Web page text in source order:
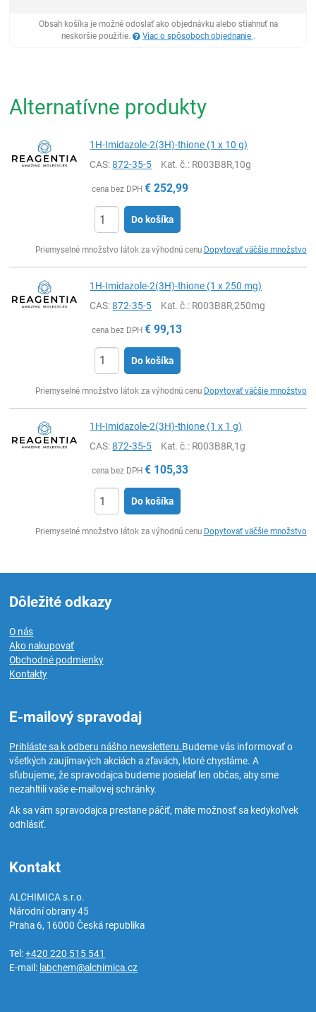
Obsah košíka je možné odoslať ako objednávku alebo stiahnuť na
neskoršie použitie.
Viac o spôsoboch objednanie .
Alternatívne produkty
1H-Imidazole-2(3H)-thione (1 x 10 g)
CAS:872-35-5 Kat. č.: R003B8R,10g
cena bez DPH € 252,99
Do košíka
Priemyselné množstvo látok za výhodnú cenu Dopytovať väčšie množstvo
1H-Imidazole-2(3H)-thione (1 x 250 mg)
CAS:872-35-5 Kat. č.: R003B8R,250mg
cena bez DPH € 99,13
Do košíka
Priemyselné množstvo látok za výhodnú cenu Dopytovať väčšie množstvo
1H-Imidazole-2(3H)-thione (1 x 1 g)
CAS:872-35-5 Kat. č.: R003B8R,1g
cena bez DPH € 105,33
Do košíka
Priemyselné množstvo látok za výhodnú cenu Dopytovať väčšie množstvo
Dôležité odkazy
O nás
Ako nakupovať
Obchodné podmienky
Kontakty
E-mailový spravodaj
Prihláste sa k odberu nášho newsletteru.Budeme vás informovať o
všetkých zaujímavých akciách a zľavách, ktoré chystáme. A
sľubujeme, že spravodajca budeme posielať len občas, aby sme
nezahltili vaše e-mailovej schránky.
Ak sa vám spravodajca prestane páčiť, máte možnosť sa kedykoľvek
odhlásiť.
Kontakt
ALCHIMICA s.r.o.
Národní obrany 45
Praha 6, 16000Česká republika
Tel:+420 220 515 541
E-mail: labchem@alchimica.cz